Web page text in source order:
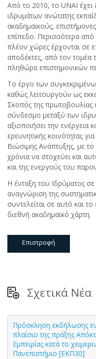
Από το 2010, το UNAI έχει
ιδρυμάτων ανώτατης
ακαδημαϊκούς,
επίπεδο. Περισσότερα
πλέον χώρες έρχονται σε
αποδέκτες, από τον τομέα
πληθώρα επιστημονικών
Το έργο των
καθώς λειτουργούν ως
Σκοπός της πρωτοβουλίας
σύνδεσμο μεταξύ των
αξιοποιήσει την ενέργεια
ερευνητικής κοινότητας
Βιώσιμης Ανάπτυξης, με το
χρόνια να στοχεύει και
και της ενεργούς του
Η ένταξη του Ιδρύματος
αναγνώριση της
συντελείται σε αυτό και
διεθνή ακαδημαϊκό χάρτη.
Επιστροφή
Σχετικά Νέα
Πρόσκληση εκδήλωσης
πλαίσιο της πράξης
Εμπειρίας κατά το
Πανεπιστήμιο [ΕΚΠ30]